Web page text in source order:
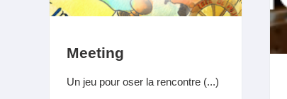
Meeting
Un jeu pour oser la rencontre (...)